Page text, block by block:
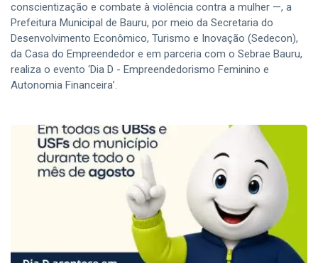
conscientização e combate à violência contra a mulher —, a
Prefeitura Municipal de Bauru, por meio da Secretaria do
Desenvolvimento Econômico, Turismo e Inovação (Sedecon),
da Casa do Empreendedor e em parceria com o Sebrae Bauru,
realiza o evento ‘Dia D - Empreendedorismo Feminino e
Autonomia Financeira’.